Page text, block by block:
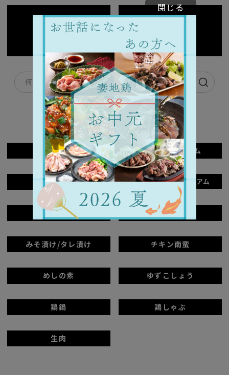
まとめて購入
単品商品一覧
炭火焼 炭火焼プレミアム
骨付きもも焼 骨付きもも焼プレミアム
たたき つくね
みそ漬け/タレ漬け チキン南蛮
めしの素 ゆずこしょう
鶏鍋 鶏しゃぶ
生肉
閉じる